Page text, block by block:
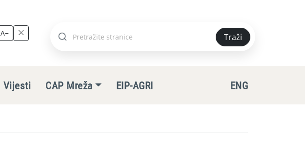
A−
Pretraži
Traži
Vijesti CAP Mreža EIP-AGRI ENG